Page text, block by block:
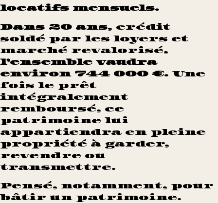
locatifs mensuels.
Dans 20 ans, crédit
soldé par les loyers et
marché revalorisé,
l’ensemble vaudra
environ 744 000 €. Une
fois le prêt
intégralement
remboursé, ce
patrimoine lui
appartiendra en pleine
propriété à garder,
revendre ou
transmettre.
Pensé, notamment, pour
bâtir un patrimoine.